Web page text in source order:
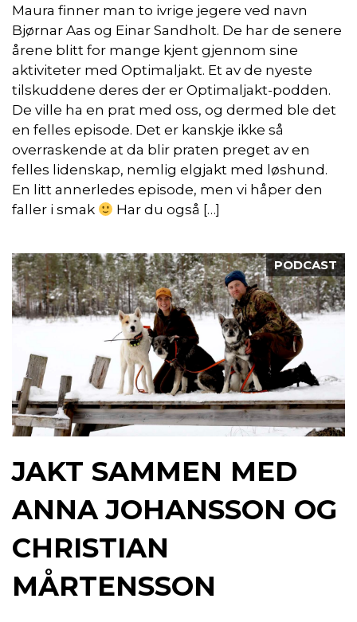
Maura finner man to ivrige jegere ved navn
Bjørnar Aas og Einar Sandholt. De har de senere
årene blitt for mange kjent gjennom sine
aktiviteter med Optimaljakt. Et av de nyeste
tilskuddene deres der er Optimaljakt-podden.
De ville ha en prat med oss, og dermed ble det
en felles episode. Det er kanskje ikke så
overraskende at da blir praten preget av en
felles lidenskap, nemlig elgjakt med løshund.
En litt annerledes episode, men vi håper den
faller i smak
Har du også […]
PODCAST
JAKT SAMMEN MED
ANNA JOHANSSON OG
CHRISTIAN
MÅRTENSSON